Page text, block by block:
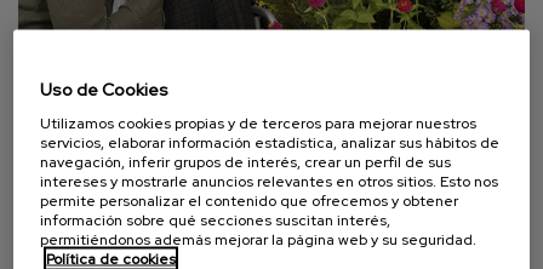
Modelo de atención centrada en la
persona. Cuadernos prácticos.
Cuaderno 1. La atención centrada
en la persona. ¿En qué consiste?
Uso de Cookies
Utilizamos cookies propias y de terceros para mejorar nuestros
servicios, elaborar información estadística, analizar sus hábitos de
navegación, inferir grupos de interés, crear un perfil de sus
intereses y mostrarle anuncios relevantes en otros sitios. Esto nos
permite personalizar el contenido que ofrecemos y obtener
información sobre qué secciones suscitan interés,
permitiéndonos además mejorar la página web y su seguridad.
Política de cookies